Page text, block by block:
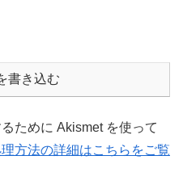
書き込む
ために Akismet を使って
方法の詳細はこちらをご覧